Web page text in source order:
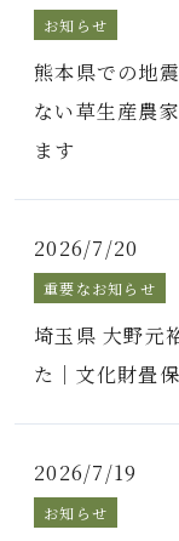
お知らせ
熊本県での地
ない草生産農
ます
2026/7/20
重要なお知らせ
埼玉県 大野元
た｜文化財畳
2026/7/19
お知らせ